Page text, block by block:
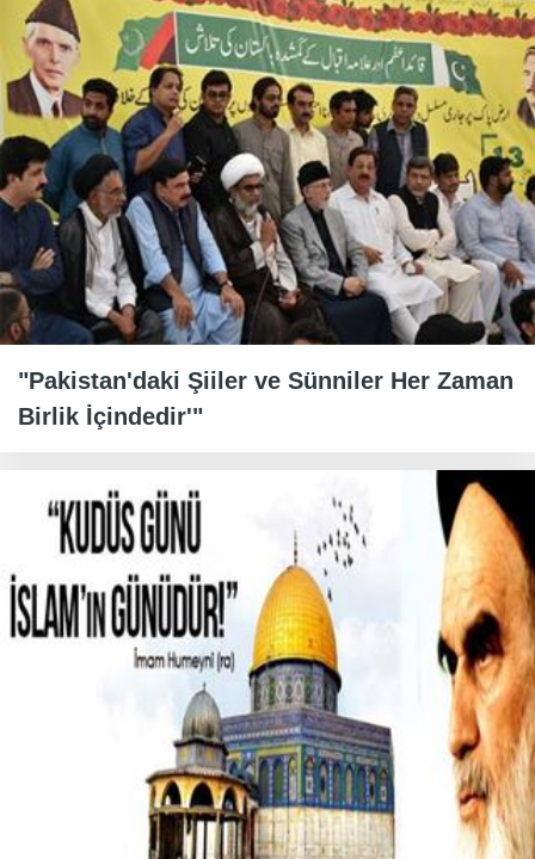
"Pakistan'daki Şiiler ve Sünniler Her Zaman
Birlik İçindedir'"